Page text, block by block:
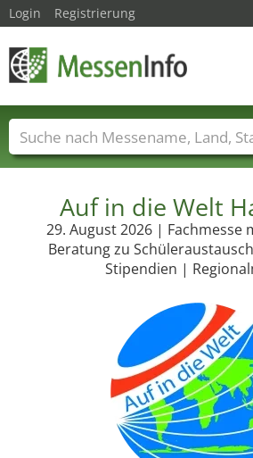
Auf in die Welt
29. August 2026 | Fachmesse
Beratung zu
Stipendien |
Login Registrierung
Messenamen Länder Städte